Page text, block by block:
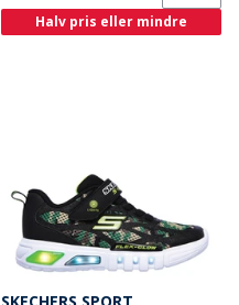
Halv pris eller mindre